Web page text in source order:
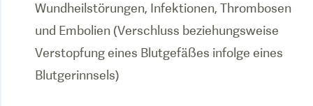
Wundheilstörungen, Infektionen, Thrombosen
und Embolien (Verschluss beziehungsweise
Verstopfung eines Blutgefäßes infolge eines
Blutgerinnsels)